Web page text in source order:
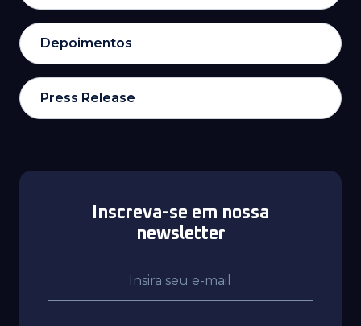
Depoimentos
Press Release
Inscreva-se em nossa
newsletter